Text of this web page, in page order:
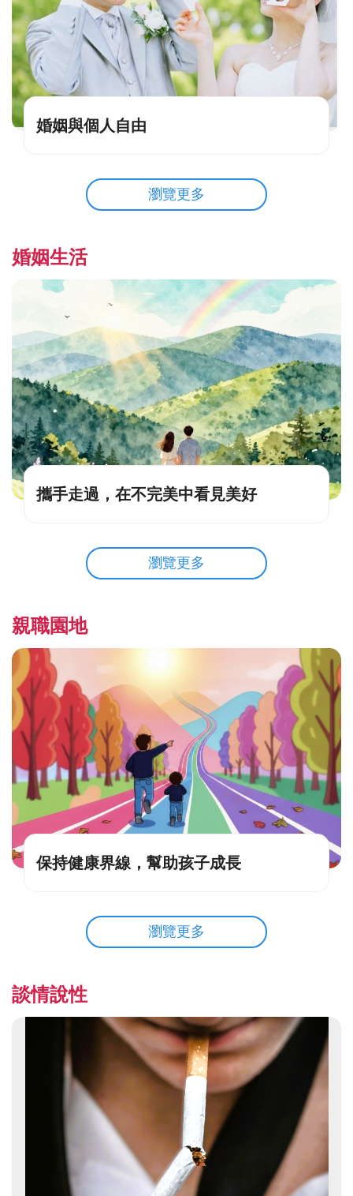
婚姻與個人自由
瀏覽更多
婚姻生活
攜手走過，在不完美中看見美好
瀏覽更多
親職園地
保持健康界線，幫助孩子成長
瀏覽更多
談情說性